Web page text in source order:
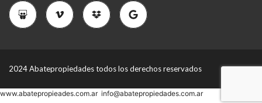
2024 Abatepropiedades todos los derechos reservados
www.abatepropieades.com.ar info@abatepropiedades.com.ar